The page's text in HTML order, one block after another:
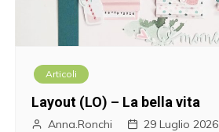
Articoli
Layout (LO) – La bella vita
Anna.Ronchi 29 Luglio 2026